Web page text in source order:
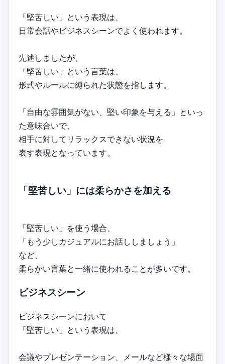
「堅苦しい」という表現は、
日常会話やビジネスシーンでよく使われます。
先述しましたが、
「堅苦しい」という言葉は、
形式やルールに縛られた状態を指します。
「自由な雰囲気がない、堅い印象を与える」といっ
た意味合いで、
相手に対してリラックスできない状況を
表す表現となっています。
「堅苦しい」には柔らかさを加える
「堅苦しい」を使う場合、
「もう少しカジュアルにお話ししましょう」
など、
柔らかい言葉と一緒に使われることが多いです。
ビジネスシーン
ビジネスシーンにおいて
「堅苦しい」という表現は、
会議やプレゼンテーション、メールなど様々な場面